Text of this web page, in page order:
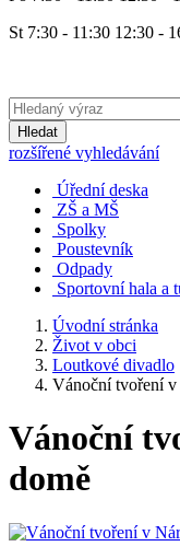
St 7:30 - 11:30 12:30 -
Hledat
rozšířené vyhledávání
Úřední deska
ZŠ a MŠ
Spolky
Poustevník
Odpady
Sportovní hala a
Úvodní stránka
Život v obci
Loutkové divadlo
Vánoční tvoření
Vánoční
domě